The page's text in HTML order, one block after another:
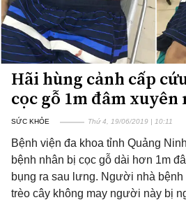
Hãi hùng cảnh cấp
cọc gỗ 1m đâm xuyên
SỨC KHỎE Thứ 4, 19/06/2019 | 10:11
Bệnh viện đa khoa tỉnh Quảng
bệnh nhân bị cọc gỗ dài hơn 1m
bụng ra sau lưng. Người nhà bệnh
trèo cây không may người này bị